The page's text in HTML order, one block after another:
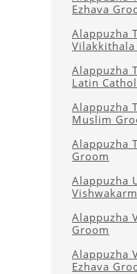
Ezhava
Alappuzha
Alappuzha
Latin
Alappuzha
Muslim
Alappuzha
Groom
Alappuzha
Alappuzha
Groom
Alappuzha
Ezhava